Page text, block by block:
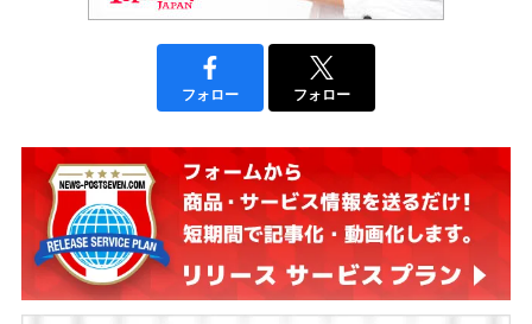
フォロー フォロー